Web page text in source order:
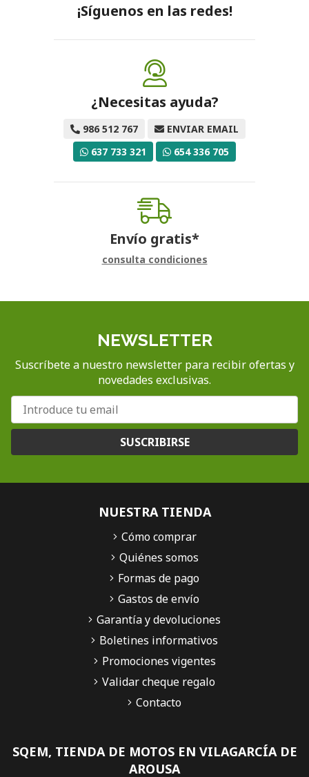
¡Síguenos en las redes!
¿Necesitas ayuda?
986 512 767
ENVIAR EMAIL
637 733 321
654 336 705
Envío gratis*
consulta condiciones
NEWSLETTER
Suscríbete a nuestro newsletter para recibir ofertas y
novedades exclusivas.
SUSCRIBIRSE
SQEM, TIENDA DE MOTOS EN VILAGARCÍA DE
AROUSA
NUESTRA TIENDA
Cómo comprar
Quiénes somos
Formas de pago
Gastos de envío
Garantía y devoluciones
Boletines informativos
Promociones vigentes
Validar cheque regalo
Contacto